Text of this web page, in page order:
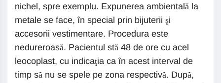
nichel, spre exemplu. Expunerea ambientală la
metale se face, în special prin bijuterii şi
accesorii vestimentare. Procedura este
nedureroasă. Pacientul stă 48 de ore cu acel
leocoplast, cu indicaţia ca în acest interval de
timp să nu se spele pe zona respectivă. După,